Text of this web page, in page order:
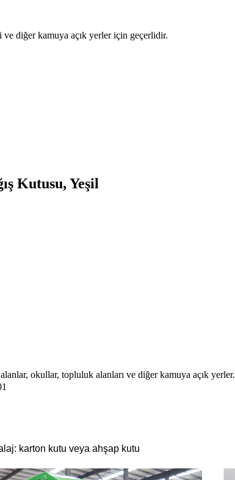
ve diğer kamuya açık yerler için geçerlidir.
Kutusu, Yeşil
okullar, topluluk alanları ve diğer kamuya açık yerler.
karton kutu veya ahşap kutu